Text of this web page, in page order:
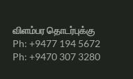
விளம்பர தொடர்புக்கு
Ph: +9477 194 5672
Ph: +9470 307 3280